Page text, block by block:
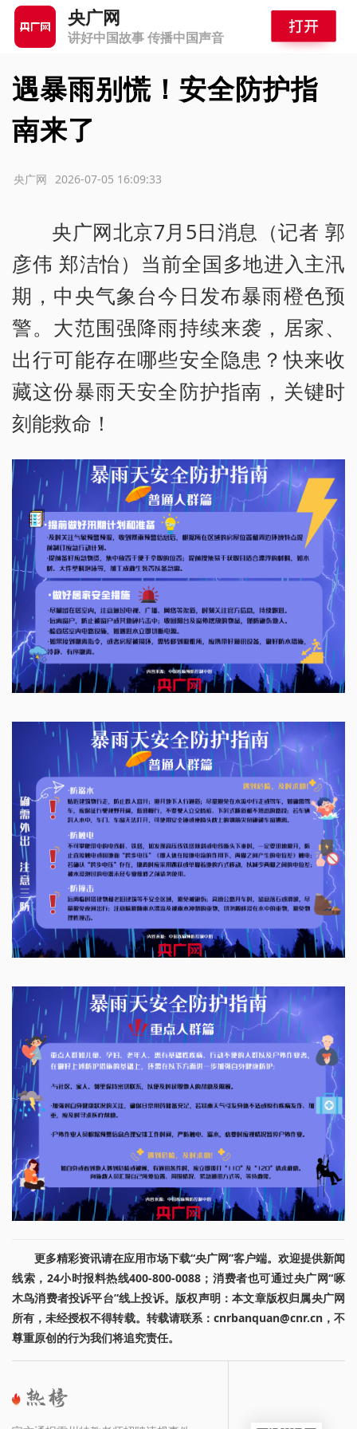
央广网
讲好中国故事 传播中国声音
遇暴雨别慌！安全防护指
南来了
2026-07-05 16:09:33
央广网
央广网北京7月5日消息（记者 郭
彦伟 郑洁怡）当前全国多地进入主汛
期，中央气象台今日发布暴雨橙色预
警。大范围强降雨持续来袭，居家、
出行可能存在哪些安全隐患？快来收
藏这份暴雨天安全防护指南，关键时
刻能救命！
更多精彩资讯请在应用市场下载“央广网”客户端。欢迎提供新闻
线索，24小时报料热线400-800-0088；消费者也可通过央广网“啄
木鸟消费者投诉平台”线上投诉。版权声明：本文章版权归属央广网
所有，未经授权不得转载。转载请联系：cnrbanquan@cnr.cn，不
尊重原创的行为我们将追究责任。